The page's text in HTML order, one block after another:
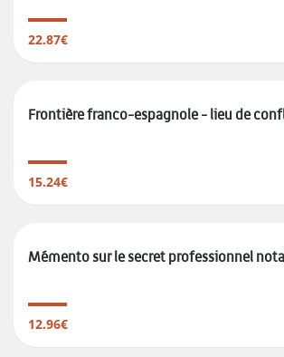
22.87€
Frontière franco-espagnole - lieu de
15.24€
Mémento sur le secret professionnel
12.96€